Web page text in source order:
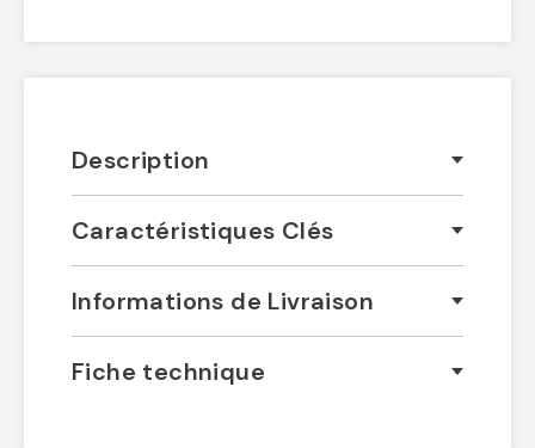
Description
Caractéristiques Clés
Informations de Livraison
Fiche technique